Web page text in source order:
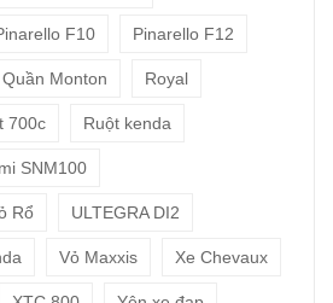
F10 Pinarello F12
Quần Monton Royal
700c Ruột kenda
SNM100
Rổ ULTEGRA DI2
Vỏ Maxxis Xe Chevaux